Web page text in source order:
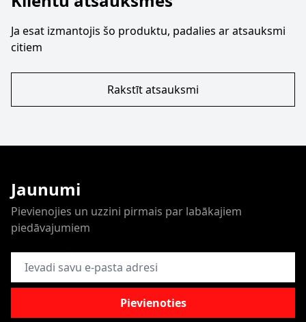
Ja esat izmantojis šo produktu, padalies ar atsauksmi
citiem
Rakstīt atsauksmi
Jaunumi
Pievienojies un uzzini pirmais par labākajiem
piedāvajumiem
E-pasta adrese
Pievienoties